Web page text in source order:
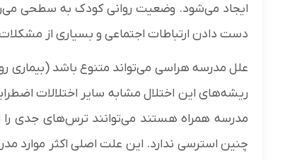
ایجاد می‌شود. وضعیت روانی کودک به سطحی
دست دادن ارتباطات اجتماعی و بسیاری از
علل مدرسه هراسی می‌تواند متنوع باشد (بیماری
ریشه‌های این اختلال مشابه سایر اختلالات
مدرسه همراه هستند می‌توانند ترس‌های جدی را
چنین استرسی ندارد. این علت اصلی اکثر موارد